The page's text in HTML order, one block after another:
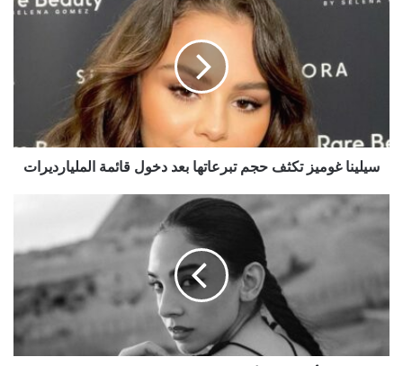
المليارديرات
سيلينا غوميز تكثف حجم تبرعاتها بعد دخول قائمة المليارديرات
ضيف
إلى
القضاء
إعلان